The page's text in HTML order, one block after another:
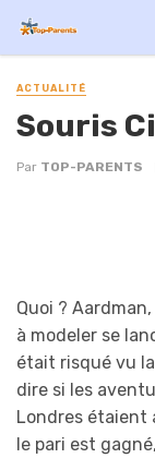
ACTUALITÉ
Souris
Par TOP-PARENTS
Quoi ?
à modeler se
était risqué vu
dire si les
Londres étaient
le pari est